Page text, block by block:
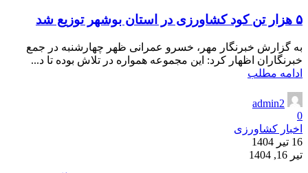
۵ هزار تن کود کشاورزی در استان بوشهر توزیع شد
به گزارش خبرنگار مهر، خسرو عمرانی ظهر چهارشنبه در جمع
خبرنگاران اظهار کرد: این مجموعه همواره در تلاش بوده تا د...
ادامه مطلب
admin2
0
اخبار کشاورزی
16 تیر 1404
تیر 16, 1404